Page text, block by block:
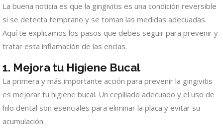
La buena noticia es que la gingivitis es una condición reversible
si se detecta temprano y se toman las medidas adecuadas.
Aquí te explicamos los pasos que debes seguir para prevenir y
tratar esta inflamación de las encías.
1. Mejora tu Higiene Bucal
La primera y más importante acción para prevenir la gingivitis
es mejorar tu higiene bucal. Un cepillado adecuado y el uso de
hilo dental son esenciales para eliminar la placa y evitar su
acumulación.